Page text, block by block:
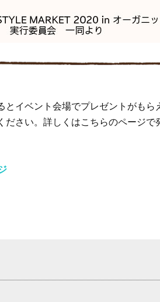
とイベント会場でプレゼントがも
さい。詳しくはこちらのページで